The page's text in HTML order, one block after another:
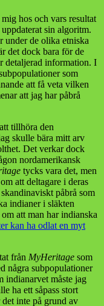
hos och vars resultat
sin algoritm.
under de olika etniska
det dock bara för de
detaljerad information. I
som
att få veta vilken
att jag har påbrå
tillhöra den
skulle bära mitt arv
Det verkar dock
nordamerikansk
tycks vara det, men
att deltagare i deras
påbrå som
indianer i släkten
att man har indianska
kan ha odlat en myt
från MyHeritage som
några subpopulationer
indianarvet måste jag
ha ett såpass stort
inte på grund av